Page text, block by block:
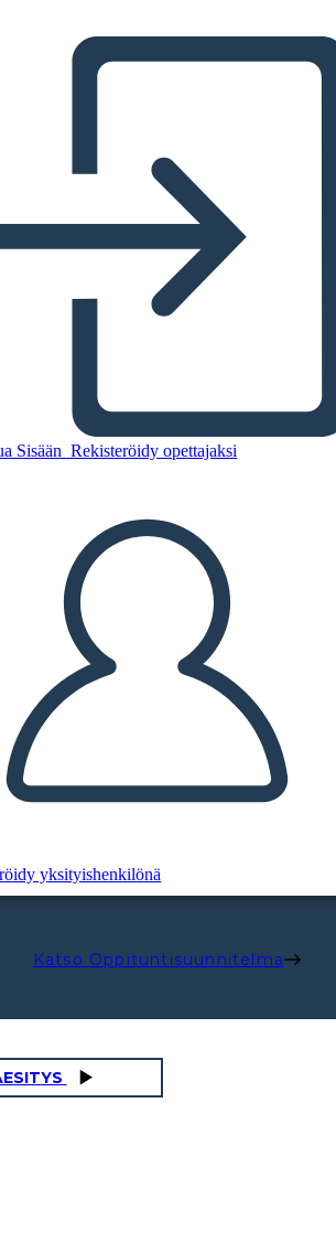
Sisään Rekisteröidy opettajaksi
yksityishenkilönä
Katso Oppituntisuunnitelma